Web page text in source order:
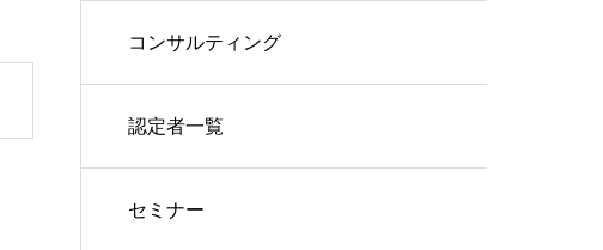
コンサルティング
認定者一覧
セミナー